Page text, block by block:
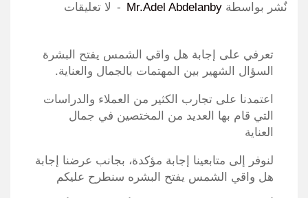
نٌشر بواسطة Mr.Adel Abdelanby لا تعليقات
تعرفي على إجابة هل واقي الشمس يفتح البشرة
السؤال الشهير بين المهتمات بالجمال والعناية.
اعتمدنا على تجارب الكثير من العملاء والدراسات
التي قام بها العديد من المختصين في جمال
العناية
لنوفر إلى متابعينا إجابة مؤكدة، بجانب عرضنا إجابة
هل واقي الشمس يفتح البشره سنطرح عليكم